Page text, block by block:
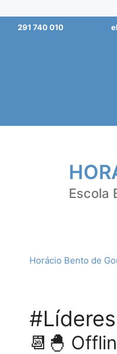
Saltar291 740 010
Escola
Horácio Bento de
📆🐣